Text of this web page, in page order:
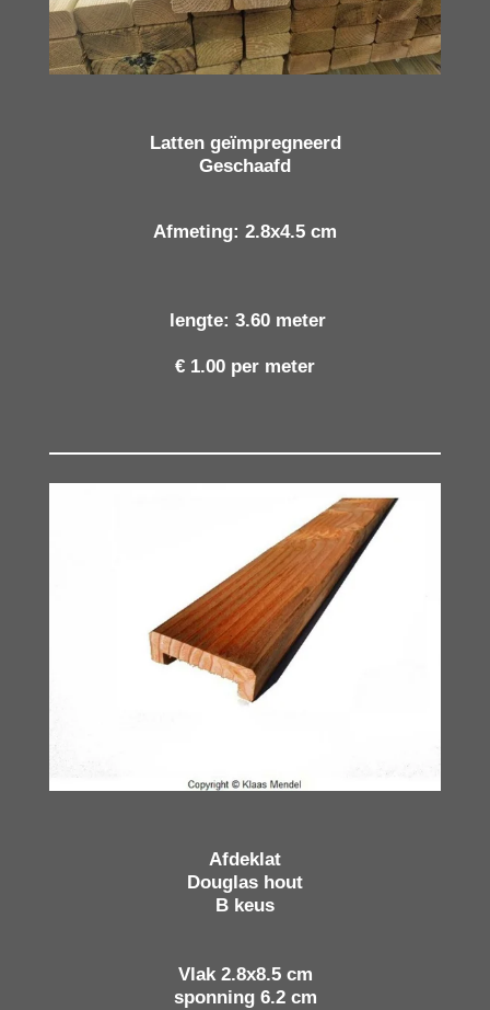
Latten geïmpregneerd
Geschaafd
Afmeting: 2.8x4.5 cm
lengte: 3.60 meter
€ 1.00 per meter
Afdeklat
Douglas hout
B keus
Vlak 2.8x8.5 cm
sponning 6.2 cm